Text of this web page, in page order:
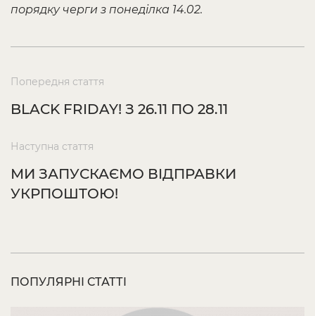
порядку черги з понеділка 14.02.
Попередня стаття
BLACK FRIDAY! З 26.11 ПО 28.11
Наступна стаття
МИ ЗАПУСКАЄМО ВІДПРАВКИ
УКРПОШТОЮ!
ПОПУЛЯРНІ СТАТТІ